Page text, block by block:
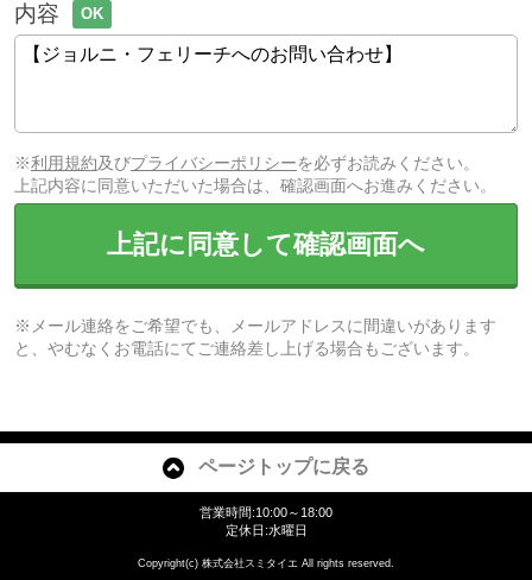
内容 OK
※利用規約及びプライバシーポリシーを必ずお読みください。
上記内容に同意いただいた場合は、確認画面へお進みください。
上記に同意して確認画面へ
※メール連絡をご希望でも、メールアドレスに間違いがあります
と、やむなくお電話にてご連絡差し上げる場合もございます。
ページトップに戻る
営業時間:10:00～18:00
定休日:水曜日
Copyright(c) 株式会社スミタイエ All rights reserved.